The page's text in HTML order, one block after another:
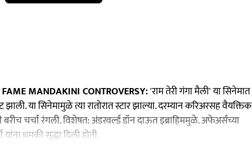
MANDAKINI CONTROVERSY:'राम तेरी गंगा मैली' या सिनेमात
झाली. या सिनेमामुळे त्या रातोरात स्टार झाल्या. दरम्यान करिअरसह वैयक्तिक
चर्चा रंगली. विशेषत: अंडरवर्ल्ड डॉन दाऊत इब्राहिममुळे. अफेअर्सच्या
धमकी सुद्धा दिली होती.